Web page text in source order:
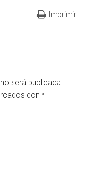
Imprimir
será publicada.
con*